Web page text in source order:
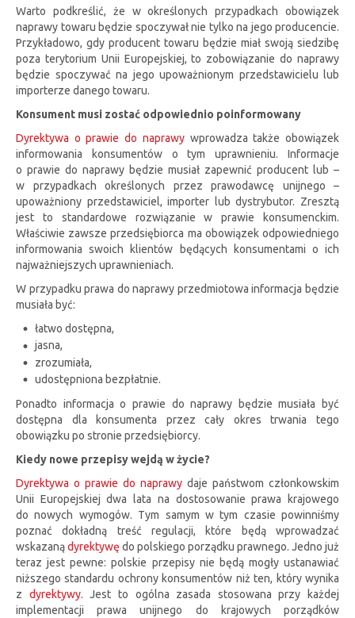
Warto podkreślić, że w określonych przypadkach obowiązek
naprawy towaru będzie spoczywał nie tylko na jego producencie.
Przykładowo, gdy producent towaru będzie miał swoją siedzibę
poza terytorium Unii Europejskiej, to zobowiązanie do naprawy
będzie spoczywać na jego upoważnionym przedstawicielu lub
importerze danego towaru.
Konsument musi zostać odpowiednio poinformowany
Dyrektywa o prawie do naprawywprowadza także obowiązek
informowania konsumentów o tym uprawnieniu. Informacje
o prawie do naprawy będzie musiał zapewnić producent lub –
w przypadkach określonych przez prawodawcę unijnego –
upoważniony przedstawiciel, importer lub dystrybutor. Zresztą
jest to standardowe rozwiązanie w prawie konsumenckim.
Właściwie zawsze przedsiębiorca ma obowiązek odpowiedniego
informowania swoich klientów będących konsumentami o ich
najważniejszych uprawnieniach.
W przypadku prawa do naprawy przedmiotowa informacja będzie
musiała być:
łatwo dostępna,
jasna,
zrozumiała,
udostępniona bezpłatnie.
Ponadto informacja o prawie do naprawy będzie musiała być
dostępna dla konsumenta przez cały okres trwania tego
obowiązku po stronie przedsiębiorcy.
Kiedy nowe przepisy wejdą w życie?
Dyrektywa o prawie do naprawy daje państwom członkowskim
Unii Europejskiej dwa lata na dostosowanie prawa krajowego
do nowych wymogów. Tym samym w tym czasie powinniśmy
poznać dokładną treść regulacji, które będą wprowadzać
wskazanądyrektywę do polskiego porządku prawnego. Jedno już
teraz jest pewne: polskie przepisy nie będą mogły ustanawiać
niższego standardu ochrony konsumentów niż ten, który wynika
z dyrektywy. Jest to ogólna zasada stosowana przy każdej
implementacji prawa unijnego do krajowych porządków